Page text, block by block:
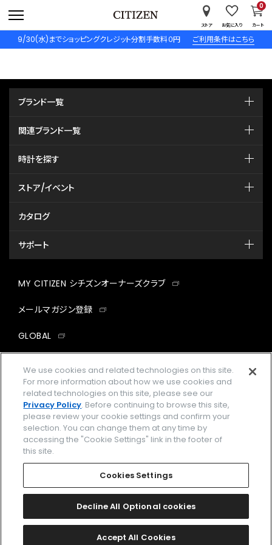
9/30(水)までショッピングクレジット分割手数料０円 ご利用条件はこちら
ストア お気に入り カート
0
ブランド一覧
関連ブランド一覧
時計を探す
ストア/イベント
カタログ
サポート
MY CITIZEN シチズンオーナーズクラブ
メールマガジン登録
GLOBAL
facebookinstagramtwitter
企業情報 ご利用規約
プライバシーポリシー Cookies Settings
Amazon PayはAmazon.com, Inc.またはその関連会社の商標です。
2026 CITIZEN WATCH CO., LTD.
We use cookies and related technologies on this site.
For more information about how we use cookies and
related technologies on this site, please see our
Privacy Policy. Before continuing to browse this site,
please review your cookie settings and confirm your
selection. You can change them at any time by
accessing the "Cookie Settings" link in the footer of
this site.
Cookies Settings
Decline All Optional cookies
Accept All Cookies